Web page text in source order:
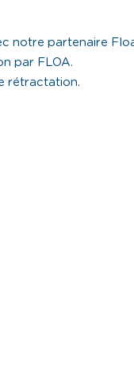
notre partenaire
par FLOA.
rétractation.